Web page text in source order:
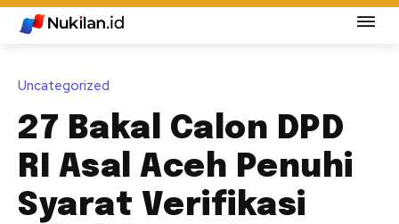
Uncategorized
27 Bakal Calon DPD
RI Asal Aceh Penuhi
Syarat Verifikasi